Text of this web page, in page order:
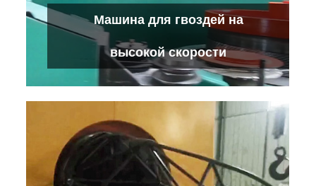
Высокоскоростная скоба на блестящей
проволоке
Проверьте детали
Машина для гвоздей на
высокой скорости